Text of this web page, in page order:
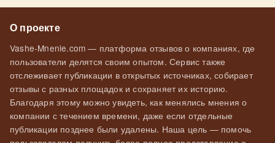
О проекте
Vashe-Mnenie.com — платформа отзывов о компаниях, где
пользователи делятся своим опытом. Сервис также
отслеживает публикации в открытых источниках, собирает
отзывы с разных площадок и сохраняет их историю.
Благодаря этому можно увидеть, как менялись мнения о
компании с течением времени, даже если отдельные
публикации позднее были удалены. Наша цель — помочь